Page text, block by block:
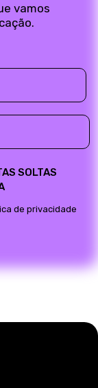
vamos
SOLTAS
de privacidade